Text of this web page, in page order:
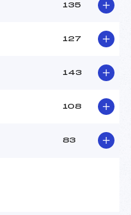
135
127
143
108
83